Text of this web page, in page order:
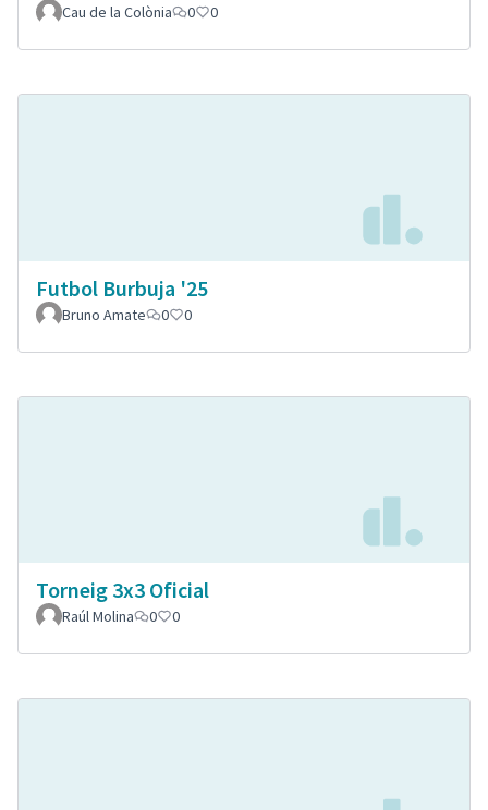
Cau de la Colònia 0 0
Futbol Burbuja '25
Bruno Amate 0 0
Torneig 3x3 Oficial
Raúl Molina 0 0